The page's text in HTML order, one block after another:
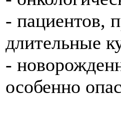
- пациентов,
длительные
-
особенно